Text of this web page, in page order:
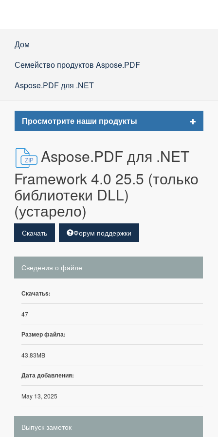
Дом
Семейство продуктов Aspose.PDF
Aspose.PDF для .NET
Просмотрите наши продукты
Toggle
Aspose.PDF для .NET
Framework 4.0 25.5 (только
библиотеки DLL)
(устарело)
Скачать Форум поддержки
Сведения о файле
Скачатьs:
47
Размер файла:
43.83MB
Дата добавления:
May 13, 2025
Выпуск заметок